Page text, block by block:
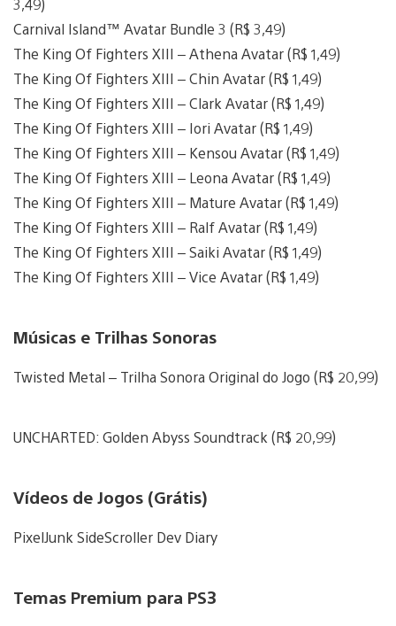
3,49)
Carnival Island™ Avatar Bundle 3 (R$ 3,49)
The King Of Fighters XIII – Athena Avatar (R$ 1,49)
The King Of Fighters XIII – Chin Avatar (R$ 1,49)
The King Of Fighters XIII – Clark Avatar (R$ 1,49)
The King Of Fighters XIII – Iori Avatar (R$ 1,49)
The King Of Fighters XIII – Kensou Avatar (R$ 1,49)
The King Of Fighters XIII – Leona Avatar (R$ 1,49)
The King Of Fighters XIII – Mature Avatar (R$ 1,49)
The King Of Fighters XIII – Ralf Avatar (R$ 1,49)
The King Of Fighters XIII – Saiki Avatar (R$ 1,49)
The King Of Fighters XIII – Vice Avatar (R$ 1,49)
Músicas e Trilhas Sonoras
Twisted Metal – Trilha Sonora Original do Jogo (R$ 20,99)
UNCHARTED: Golden Abyss Soundtrack (R$ 20,99)
Vídeos de Jogos (Grátis)
PixelJunk SideScroller Dev Diary
Temas Premium para PS3